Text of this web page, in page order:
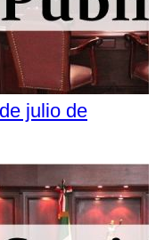
julio de